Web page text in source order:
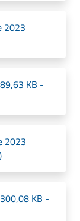
2023
KB -
2023
KB -